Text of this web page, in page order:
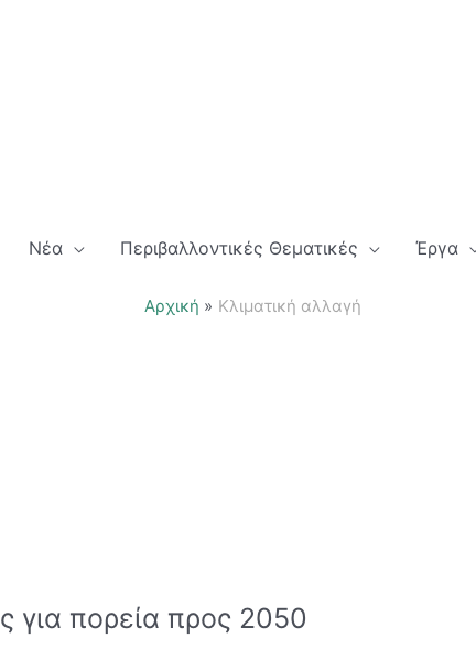
Νέα Περιβαλλοντικές Θεματικές Έργα
Αρχική Κλιματική αλλαγή
για πορεία προς 2050